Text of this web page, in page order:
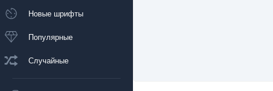
Новые шрифты
Популярные
Случайные